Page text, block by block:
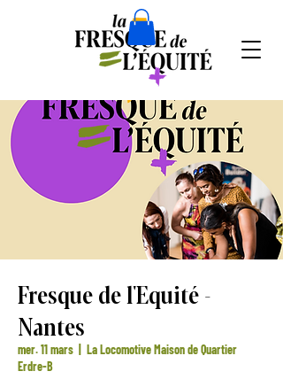
Fresque de l'Equité -
Nantes
mer. 11 mars
La Locomotive Maison de Quartier
Erdre-B